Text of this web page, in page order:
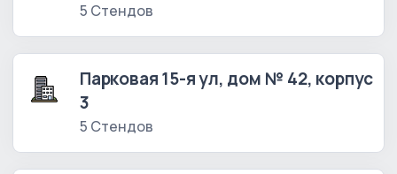
5 Стендов
Парковая 15-я ул, дом № 42, корпус
3
5 Стендов